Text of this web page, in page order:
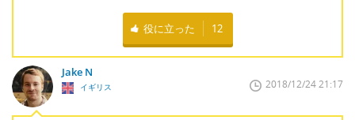
役に立った 12
Jake N
イギリス 2018/12/24 21:17